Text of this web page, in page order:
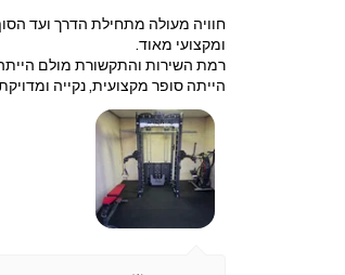
חוויה מעולה מתחילת הדרך ועד
ומקצועי מאוד.
​רמת השירות והתקשורת מולם הייתה
הייתה סופר מקצועית, נקייה